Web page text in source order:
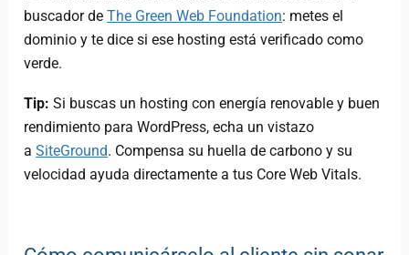
buscador deThe Green Web Foundation: metes el
dominio y te dice si ese hosting está verificado como
verde.
Tip: Si buscas un hosting con energía renovable y buen
rendimiento para WordPress, echa un vistazo
aSiteGround. Compensa su huella de carbono y su
velocidad ayuda directamente a tus Core Web Vitals.